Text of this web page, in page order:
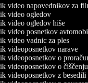
video napovednikov za
video ogledov
video ogledov hiše
video posnetkov
video vadnic za ples
videoposnetkov narave
videoposnetkov o
videoposnetkov o čiščenju
videoposnetkov z besedili